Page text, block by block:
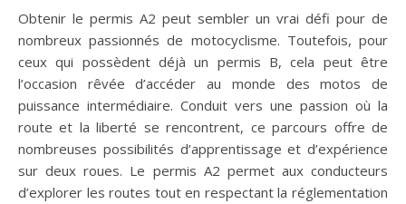
Obtenir le permis A2 peut sembler un vrai défi pour de
nombreux passionnés de motocyclisme. Toutefois, pour
ceux qui possèdent déjà un permis B, cela peut être
l’occasion rêvée d’accéder au monde des motos de
puissance intermédiaire. Conduit vers une passion où la
route et la liberté se rencontrent, ce parcours offre de
nombreuses possibilités d’apprentissage et d’expérience
sur deux roues. Le permis A2 permet aux conducteurs
d’explorer les routes tout en respectant la réglementation